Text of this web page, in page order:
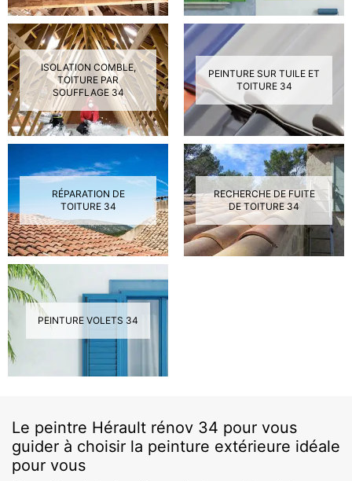
ISOLATION COMBLE,
TOITURE PAR
SOUFFLAGE 34
PEINTURE SUR TUILE ET
TOITURE 34
RÉPARATION DE
TOITURE 34
RECHERCHE DE FUITE
DE TOITURE 34
PEINTURE VOLETS 34
Le peintre Hérault rénov 34 pour vous
guider à choisir la peinture extérieure idéale
pour vous